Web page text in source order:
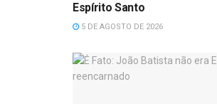
Espírito Santo
5 DE AGOSTO DE 2026